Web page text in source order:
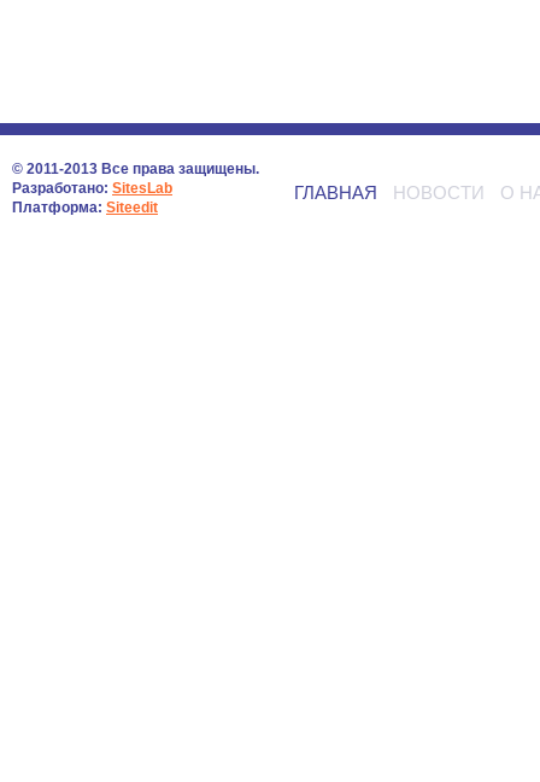
© 2011-2013 Все права защищены.
Разработано: SitesLab
Платформа: Siteedit
ГЛАВНАЯ НОВОСТИ О